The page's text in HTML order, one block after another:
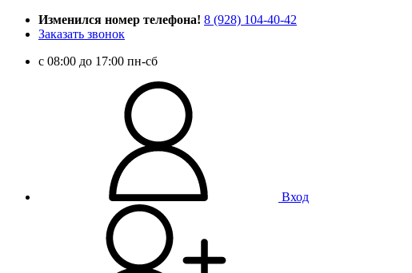
Изменился номер телефона! 8 (928) 104-40-42
Заказать звонок
c 08:00 до 17:00 пн-сб
Вход